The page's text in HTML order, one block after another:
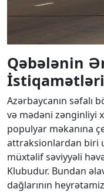
Qəbələnin
İstiqamətləri
Azərbaycanın səfalı
və mədəni zənginliyi
populyar məkanına
attraksionlardan biri
müxtəlif səviyyəli
Klubudur. Bundan
dağlarının